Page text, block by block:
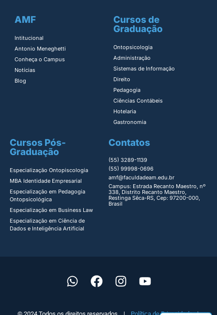
AMF
Intitucional
Antonio Meneghetti
Conheça o Campus
Notícias
Blog
Cursos de
Graduação
Ontopsicologia ​
Administração​
Sistemas de Informação​
Direito​
Pedagogia
Ciências Contábeis
Hotelaria
Gastronomia
Cursos Pós-
Graduação
Especialização Ontopiscologia ​
MBA Identidade Empresarial​
Especialização em Pedagogia
Ontopsicológica​
Especialização em Business Law
Especialização em Ciência de
Dados e Inteligência Artificial
Contatos
(55) 3289-1139
(55) 99998-0696
amf@faculdadeam.edu.br
Campus: Estrada Recanto Maestro, nº
338, Distrito Recanto Maestro,
Restinga Sêca-RS, Cep: 97200-000,
Brasil